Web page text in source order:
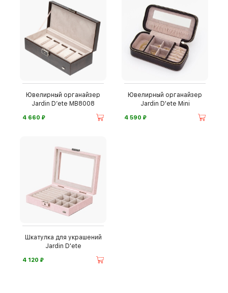
Ювелирный органайзер
Jardin D’ete MB8008
4 660 ⃏
Ювелирный органайзер
Jardin D'ete Mini
4 590 ⃏
Шкатулка для украшений
Jardin D'ete
4 120 ⃏